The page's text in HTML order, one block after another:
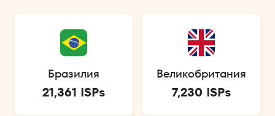
Бразилия
21,361 ISPs
Великобритания
7,230 ISPs